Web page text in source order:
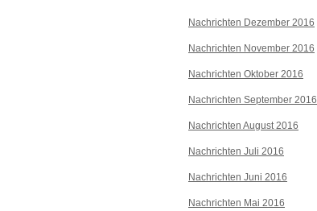
Nachrichten Dezember 2016
Nachrichten November 2016
Nachrichten Oktober 2016
Nachrichten September 2016
Nachrichten August 2016
Nachrichten Juli 2016
Nachrichten Juni 2016
Nachrichten Mai 2016